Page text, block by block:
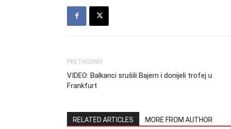
PRETHODNO
VIDEO: Balkanci srušili Bajern i donijeli trofej u
Frankfurt
RELATED ARTICLES MORE FROM AUTHOR